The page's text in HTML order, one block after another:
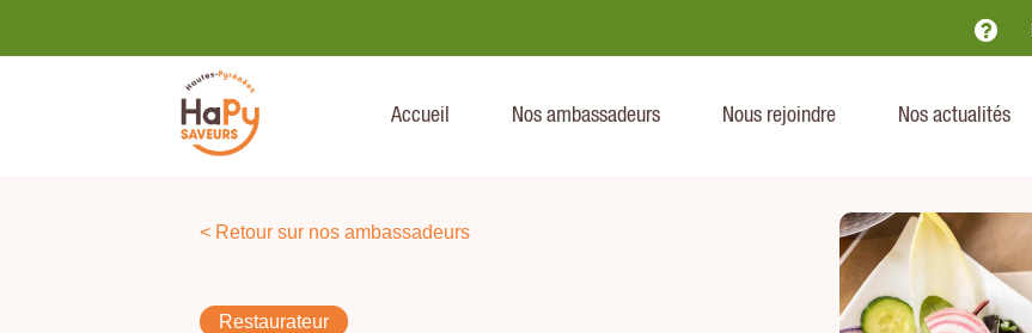

Accueil Nos ambassadeurs Nous rejoindre Nos actualités
< Retour sur nos ambassadeurs
Restaurateur